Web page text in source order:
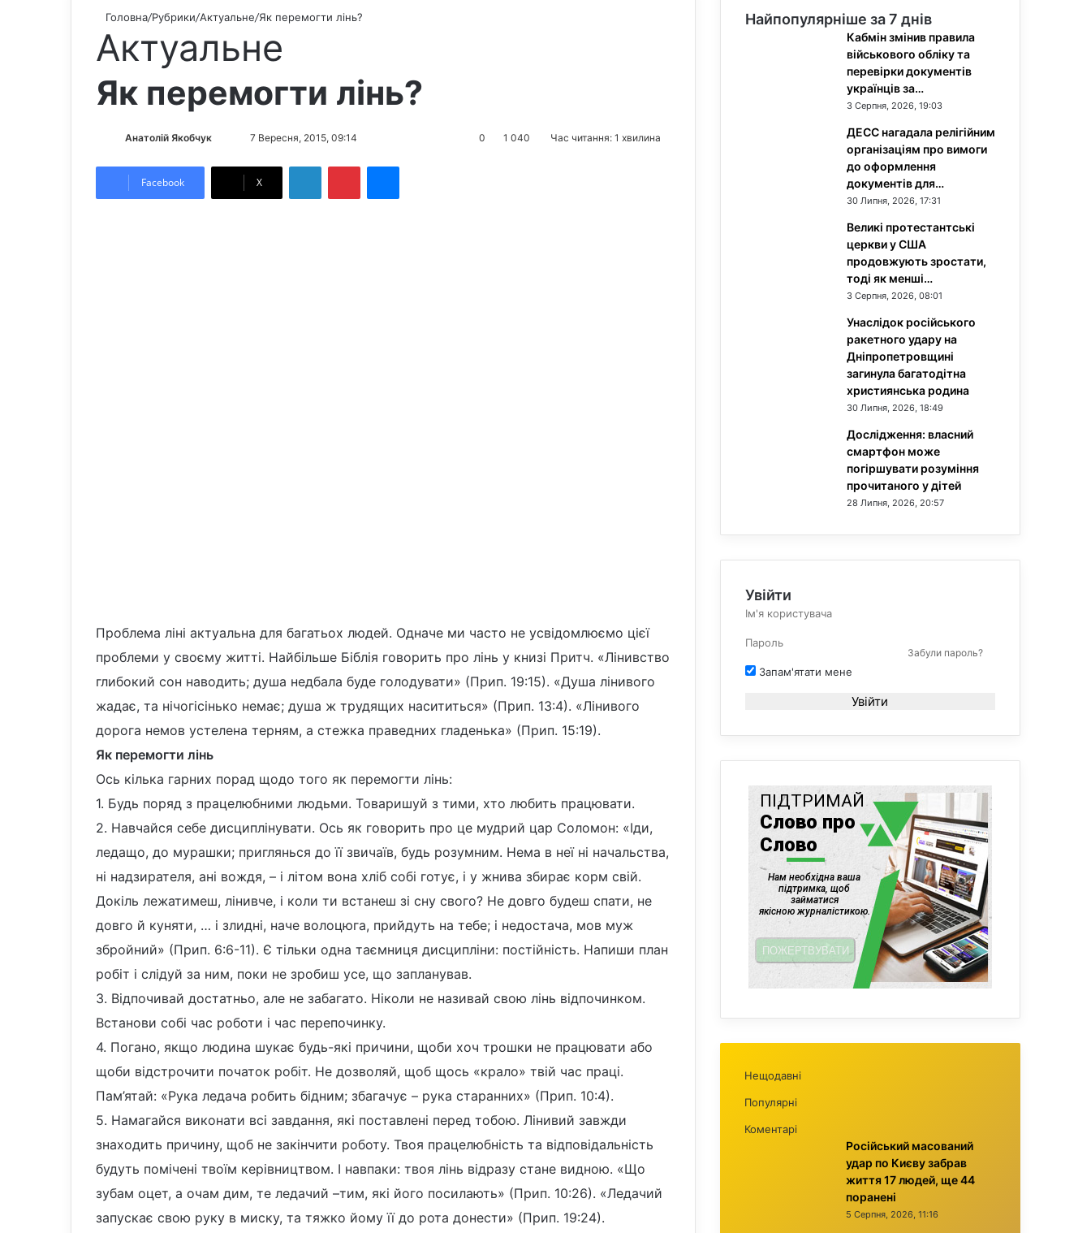
Головна/Рубрики/Актуальне/Як перемогти лінь?
Актуальне
Як перемогти лінь?
Анатолій Якобчук
l d
7 Вересня, 2015, 09:14 0 1 040 Час читання: 1 хвилина
Facebook X
Проблема ліні актуальна для багатьох людей. Одначе ми часто не усвідомлюємо цієї
проблеми у своєму житті. Найбільше Біблія говорить про лінь у книзі Притч. «Лінивство
глибокий сон наводить; душа недбала буде голодувати» (Прип. 19:15). «Душа лінивого
жадає, та нічогісінько немає; душа ж трудящих насититься» (Прип. 13:4). «Лінивого
дорога немов устелена терням, а стежка праведних гладенька» (Прип. 15:19).
Як перемогти лінь
Ось кілька гарних порад щодо того як перемогти лінь:
1. Будь поряд з працелюбними людьми. Товаришуй з тими, хто любить працювати.
2. Навчайся себе дисциплінувати. Ось як говорить про це мудрий цар Соломон: «Іди,
ледащо, до мурашки; приглянься до її звичаїв, будь розумним. Нема в неї ні начальства,
ні надзирателя, ані вождя, – і літом вона хліб собі готує, і у жнива збирає корм свій.
Докіль лежатимеш, лінивче, і коли ти встанеш зі сну свого? Не довго будеш спати, не
довго й куняти, … і злидні, наче волоцюга, прийдуть на тебе; і недостача, мов муж
збройний» (Прип. 6:6-11). Є тільки одна таємниця дисципліни: постійність. Напиши план
робіт і слідуй за ним, поки не зробиш усе, що запланував.
3. Відпочивай достатньо, але не забагато. Ніколи не називай свою лінь відпочинком.
Встанови собі час роботи і час перепочинку.
4. Погано, якщо людина шукає будь-які причини, щоби хоч трошки не працювати або
щоби відстрочити початок робіт. Не дозволяй, щоб щось «крало» твій час праці.
Пам’ятай: «Рука ледача робить бідним; збагачує – рука старанних» (Прип. 10:4).
5. Намагайся виконати всі завдання, які поставлені перед тобою. Лінивий завжди
знаходить причину, щоб не закінчити роботу. Твоя працелюбність та відповідальність
будуть помічені твоїм керівництвом. І навпаки: твоя лінь відразу стане видною. «Що
зубам оцет, а очам дим, те ледачий –тим, які його посилають» (Прип. 10:26). «Ледачий
запускає свою руку в миску, та тяжко йому її до рота донести» (Прип. 19:24).
Найпопулярніше за 7 днів
Кабмін змінив правила
військового обліку та
перевірки документів
українців за…
3 Серпня, 2026, 19:03
ДЕСС нагадала релігійним
організаціям про вимоги
до оформлення
документів для…
30 Липня, 2026, 17:31
Великі протестантські
церкви у США
продовжують зростати,
тоді як менші…
3 Серпня, 2026, 08:01
Унаслідок російського
ракетного удару на
Дніпропетровщині
загинула багатодітна
християнська родина
30 Липня, 2026, 18:49
Дослідження: власний
смартфон може
погіршувати розуміння
прочитаного у дітей
28 Липня, 2026, 20:57
Увійти
Забули пароль?
Запам'ятати мене
Увійти
Нещодавні
Популярні
Коментарі
Російський масований
удар по Києву забрав
життя 17 людей, ще 44
поранені
5 Серпня, 2026, 11:16